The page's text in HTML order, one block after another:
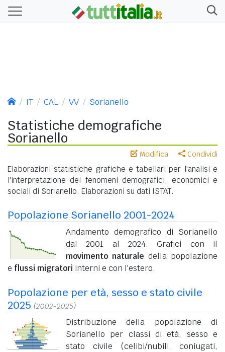
IT CAL VV Sorianello
Statistiche demografiche
Sorianello
Modifica Condividi
Elaborazioni statistiche grafiche e tabellari per l'analisi e
l'interpretazione dei fenomeni demografici, economici e
sociali di Sorianello. Elaborazioni su dati ISTAT.
Popolazione Sorianello 2001-2024
Andamento demografico di Sorianello
dal 2001 al 2024. Grafici con il
movimento naturale della popolazione
e flussi migratori interni e con l'estero.
Popolazione per età, sesso e stato civile
2025 (2002-2025)
Distribuzione della popolazione di
Sorianello per classi di età, sesso e
stato civile (celibi/nubili, coniugati,